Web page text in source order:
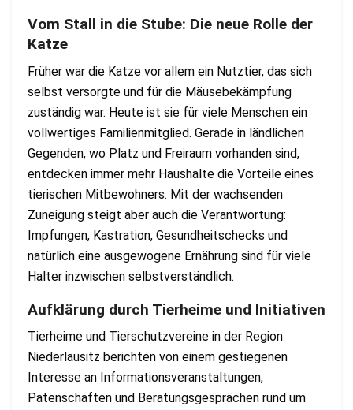
Vom Stall in die Stube: Die neue Rolle der
Katze
Früher war die Katze vor allem ein Nutztier, das sich
selbst versorgte und für die Mäusebekämpfung
zuständig war. Heute ist sie für viele Menschen ein
vollwertiges Familienmitglied. Gerade in ländlichen
Gegenden, wo Platz und Freiraum vorhanden sind,
entdecken immer mehr Haushalte die Vorteile eines
tierischen Mitbewohners. Mit der wachsenden
Zuneigung steigt aber auch die Verantwortung:
Impfungen, Kastration, Gesundheitschecks und
natürlich eine ausgewogene Ernährung sind für viele
Halter inzwischen selbstverständlich.
Aufklärung durch Tierheime und Initiativen
Tierheime und Tierschutzvereine in der Region
Niederlausitz berichten von einem gestiegenen
Interesse an Informationsveranstaltungen,
Patenschaften und Beratungsgesprächen rund um